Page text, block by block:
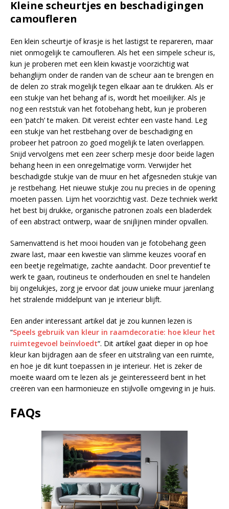
Kleine scheurtjes en beschadigingen
camoufleren
Een klein scheurtje of krasje is het lastigst te repareren, maar
niet onmogelijk te camoufleren. Als het een simpele scheur is,
kun je proberen met een klein kwastje voorzichtig wat
behanglijm onder de randen van de scheur aan te brengen en
de delen zo strak mogelijk tegen elkaar aan te drukken. Als er
een stukje van het behang af is, wordt het moeilijker. Als je
nog een reststuk van het fotobehang hebt, kun je proberen
een ‘patch’ te maken. Dit vereist echter een vaste hand. Leg
een stukje van het restbehang over de beschadiging en
probeer het patroon zo goed mogelijk te laten overlappen.
Snijd vervolgens met een zeer scherp mesje door beide lagen
behang heen in een onregelmatige vorm. Verwijder het
beschadigde stukje van de muur en het afgesneden stukje van
je restbehang. Het nieuwe stukje zou nu precies in de opening
moeten passen. Lijm het voorzichtig vast. Deze techniek werkt
het best bij drukke, organische patronen zoals een bladerdek
of een abstract ontwerp, waar de snijlijnen minder opvallen.
Samenvattend is het mooi houden van je fotobehang geen
zware last, maar een kwestie van slimme keuzes vooraf en
een beetje regelmatige, zachte aandacht. Door preventief te
werk te gaan, routineus te onderhouden en snel te handelen
bij ongelukjes, zorg je ervoor dat jouw unieke muur jarenlang
het stralende middelpunt van je interieur blijft.
Een ander interessant artikel dat je zou kunnen lezen is
“Speels gebruik van kleur in raamdecoratie: hoe kleur het
ruimtegevoel beïnvloedt“. Dit artikel gaat dieper in op hoe
kleur kan bijdragen aan de sfeer en uitstraling van een ruimte,
en hoe je dit kunt toepassen in je interieur. Het is zeker de
moeite waard om te lezen als je geïnteresseerd bent in het
creëren van een harmonieuze en stijlvolle omgeving in je huis.
FAQs